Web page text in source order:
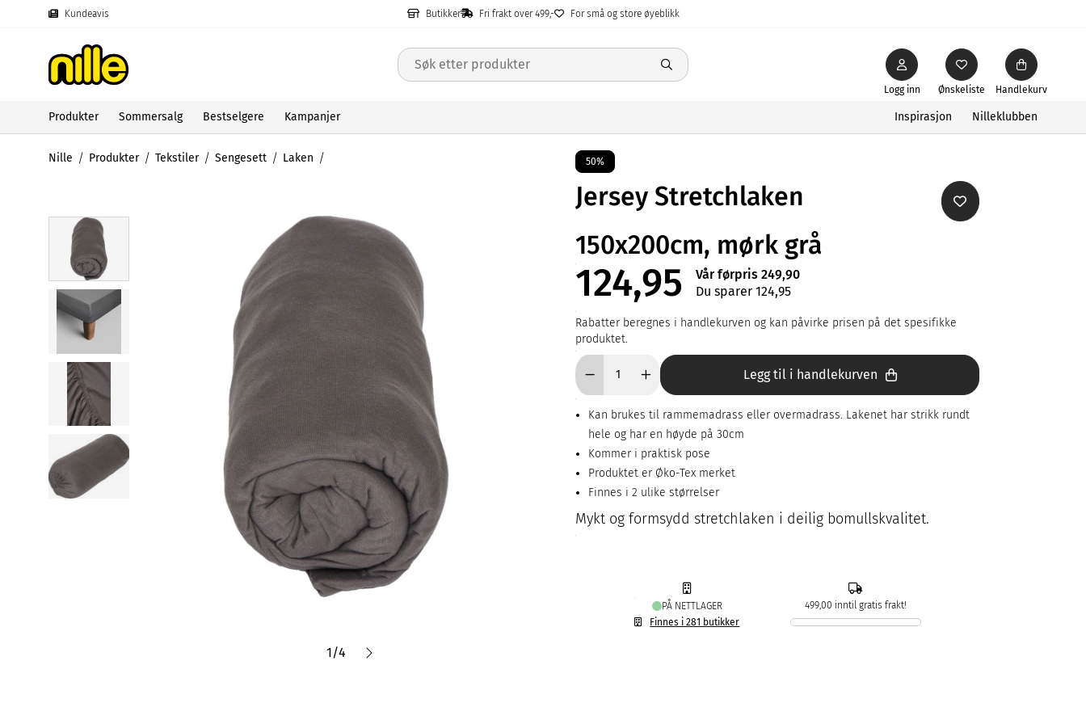
Kundeavis Butikker Fri frakt over 499,- For små og store øyeblikk
Ønskeliste
Logg inn Handlekurv
Produkter Sommersalg Bestselgere Kampanjer Inspirasjon Nilleklubben
Nille Produkter Tekstiler Sengesett Laken
1/4
50%
Jersey Stretchlaken
150x200cm, mørk grå
124,95
Vår førpris 249,90
Du sparer 124,95
Rabatter beregnes i handlekurven og kan påvirke prisen på det spesifikke
produktet.
Legg til i handlekurven
Kan brukes til rammemadrass eller overmadrass. Lakenet har strikk rundt
hele og har en høyde på 30cm
Kommer i praktisk pose
Produktet er Øko-Tex merket
Finnes i 2 ulike størrelser
Mykt og formsydd stretchlaken i deilig bomullskvalitet.
PÅ NETTLAGER
Finnes i 281 butikker
499,00 inntil gratis frakt!